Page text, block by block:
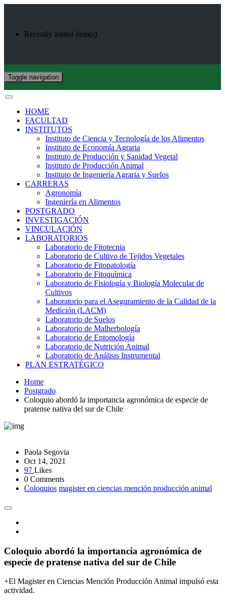
Recently added item(s)
Toggle navigation
HOME
FACULTAD
INSTITUTOS
Instituto de Ciencia y Tecnología de los Alimentos
Instituto de Economía Agraria
Instituto de Producción y Sanidad Vegetal
Instituto de Producción Animal
Instituto de Ingeniería Agraria y Suelos
CARRERAS
Agronomía
Ingeniería en Alimentos
POSTGRADO
INVESTIGACIÓN
VINCULACIÓN
LABORATORIOS
Laboratorio de Fitotecnia
Laboratorio de Cultivo de Tejidos Vegetales
Laboratorio de Fitopatología
Laboratorio de Fitoquímica
Laboratorio de Fisiología y Biología Molecular de
Cultivos
Laboratorio para el Aseguramiento de la Calidad de la
Medición (LACM)
Laboratorio de Suelos
Laboratorio de Malherbología
Laboratorio de Entomología
Laboratorio de Nutrición Animal
Laboratorio de Análisis Instrumental
PLAN ESTRATÉGICO
Home
Postgrado
Coloquio abordó la importancia agronómica de especie de
pratense nativa del sur de Chile
Paola Segovia
Oct 14, 2021
97 Likes
0 Comments
Coloquios magister en ciencias mención producción animal
Coloquio abordó la importancia agronómica de
especie de pratense nativa del sur de Chile
+El Magister en Ciencias Mención Producción Animal impulsó esta
actividad.